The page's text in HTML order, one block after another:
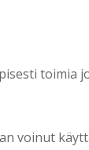
toimia
voinut